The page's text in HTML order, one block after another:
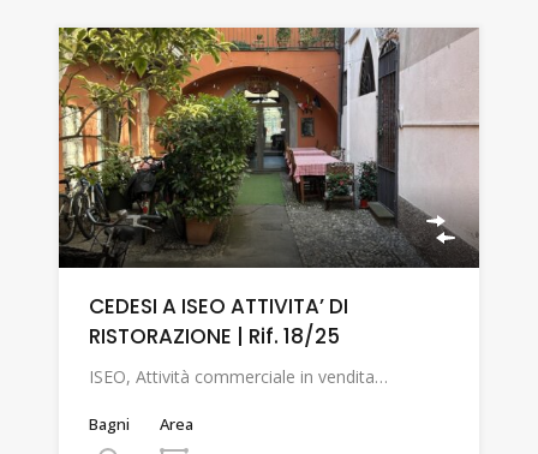
CEDESI A ISEO ATTIVITA’ DI
RISTORAZIONE | Rif. 18/25
ISEO, Attività commerciale in vendita…
Bagni
Area